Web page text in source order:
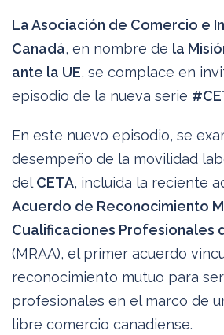
La Asociación de Comercio e
Canadá, en nombre de la
ante la UE, se complace en
episodio de la nueva serie
En este nuevo episodio, se
desempeño de la movilidad
del CETA, incluida la reciente
Acuerdo de Reconocimiento
Cualificaciones Profesionales
(MRAA), el primer acuerdo
reconocimiento mutuo para
profesionales en el marco de
libre comercio canadiense.